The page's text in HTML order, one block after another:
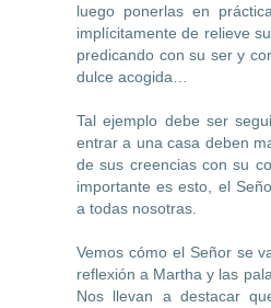
luego ponerlas en
implícitamente de relieve
predicando con su ser y
dulce acogida…
Tal ejemplo debe ser
entrar a una casa deben
de sus creencias con su
importante es esto, el
a todas nosotras.
Vemos cómo el Señor se
reflexión a Martha y las
Nos llevan a destacar